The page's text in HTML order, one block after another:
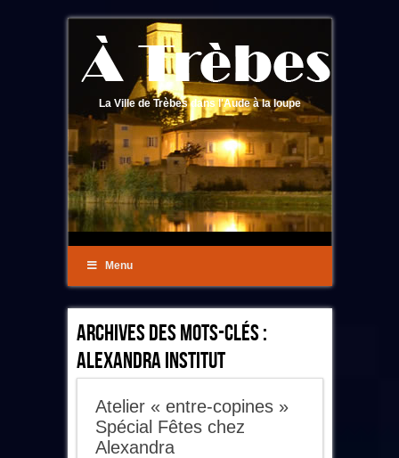
La Ville de Trèbes dans l'Aude à la loupe
Menu
Archives Des Mots-Clés :
Alexandra Institut
Atelier « entre-copines »
Spécial Fêtes chez
Alexandra